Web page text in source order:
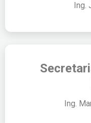
Ing.
Ing.